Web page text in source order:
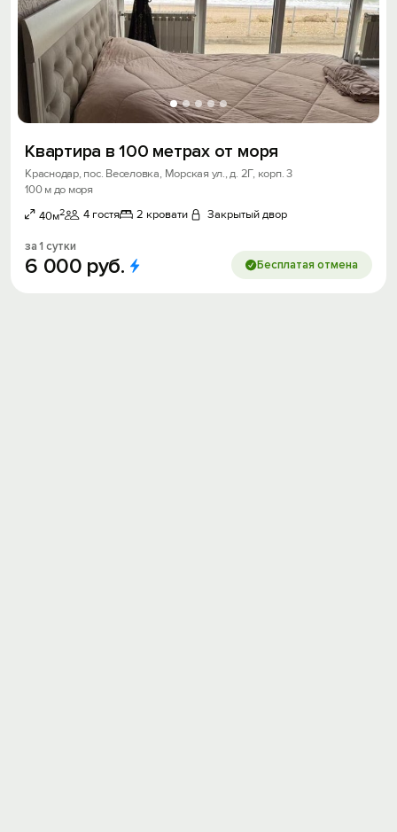
Квартира в 100 метрах от моря
Краснодар, пос. Веселовка, Морская ул., д. 2Г, корп. 3
100 м до моря
40м2 4 гостя 2 кровати Закрытый двор
за 1 сутки
6 000 руб. Бесплатая отмена